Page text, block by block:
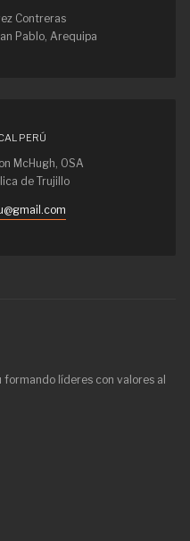
Contreras
Pablo, Arequipa
PERÚ
McHugh, OSA
de Trujillo
líderes con valores al